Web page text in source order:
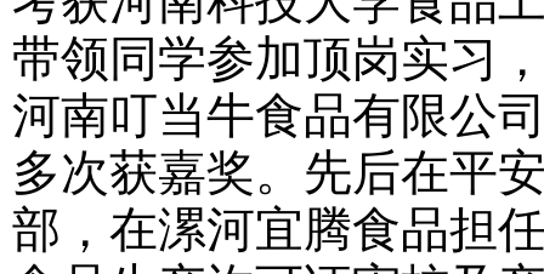
带领同学参加顶岗实习
河南叮当牛食品有限公
多次获嘉奖。先后在平
部，在漯河宜腾食品担